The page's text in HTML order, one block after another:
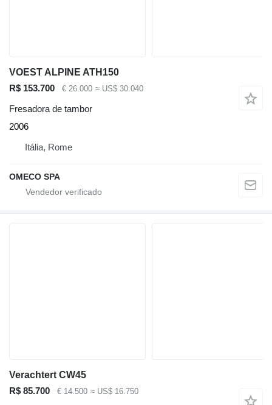
VOEST ALPINE ATH150
R$ 153.700
€ 26.000 ≈ US$ 30.040
Fresadora de tambor
2006
Itália, Rome
OMECO SPA
Verachtert CW45
R$ 85.700
€ 14.500 ≈ US$ 16.750